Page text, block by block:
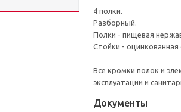
4 полки.
Разборный.
Полки - пищевая
Стойки - оцинкованная
Все кромки полок и
эксплуатации и
Документы